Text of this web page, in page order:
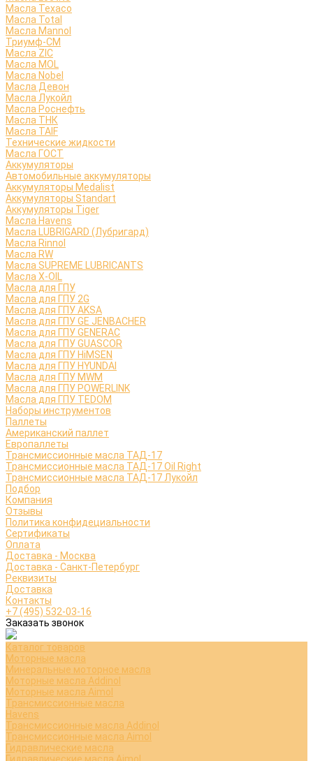
Масла Texaco
Масла Total
Масла Mannol
Триумф-СМ
Масла ZIC
Масла MOL
Масла Nobel
Масла Девон
Масла Лукойл
Масла Роснефть
Масла ТНК
Масла TAIF
Технические жидкости
Масла ГОСТ
Аккумуляторы
Автомобильные аккумуляторы
Аккумуляторы Medalist
Аккумуляторы Standart
Аккумуляторы Tiger
Масла Havens
Масла LUBRIGARD (Лубригард)
Масла Rinnol
Масла RW
Масла SUPREME LUBRICANTS
Масла X-OIL
Масла для ГПУ
Масла для ГПУ 2G
Масла для ГПУ AKSA
Масла для ГПУ GE JENBACHER
Масла для ГПУ GENERAC
Масла для ГПУ GUASCOR
Масла для ГПУ HiMSEN
Масла для ГПУ HYUNDAI
Масла для ГПУ MWM
Масла для ГПУ POWERLINK
Масла для ГПУ TEDOM
Наборы инструментов
Паллеты
Американский паллет
Европаллеты
Трансмиссионные масла ТАД-17
Трансмиссионные масла ТАД-17 Oil Right
Трансмиссионные масла ТАД-17 Лукойл
Подбор
Компания
Отзывы
Политика конфидециальности
Сертификаты
Оплата
Доставка - Москва
Доставка - Санкт-Петербург
Реквизиты
Доставка
Контакты
+7 (495) 532-03-16
Заказать звонок
Каталог товаров
Моторные масла
Минеральные моторное масла
Моторные масла Addinol
Моторные масла Aimol
Трансмиссионные масла
Havens
Трансмиссионные масла Addinol
Трансмиссионные масла Aimol
Гидравлические масла